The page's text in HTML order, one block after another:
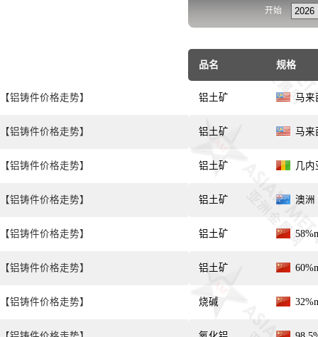
【铝铸件价格走势】
【铝铸件价格走势】
【铝铸件价格走势】
【铝铸件价格走势】
【铝铸件价格走势】
【铝铸件价格走势】
【铝铸件价格走势】
开始
品名 规格
铝土矿 马来
铝土矿 马来
铝土矿 几内
铝土矿 澳洲
铝土矿
铝土矿
烧碱